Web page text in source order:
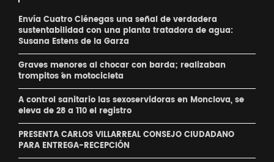
Envía Cuatro Ciénegas una señal de verdadera
sustentabilidad con una planta tratadora de agua:
Susana Estens de la Garza
Graves menores al chocar con barda; realizaban
´trompitos ´en motocicleta
A control sanitario las sexoservidoras en Monclova, se
eleva de 28 a 110 el registro
PRESENTA CARLOS VILLARREAL CONSEJO CIUDADANO
PARA ENTREGA-RECEPCIÓN